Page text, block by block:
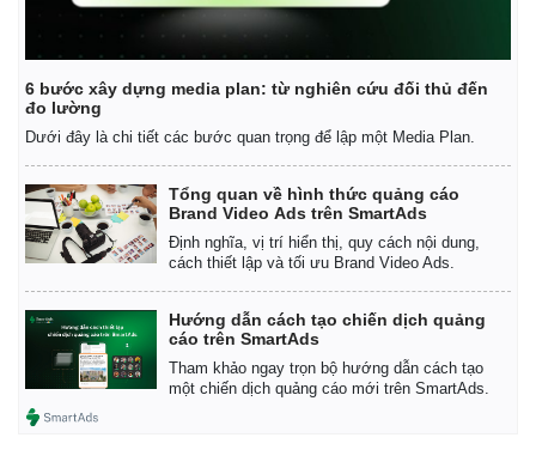
6 bước xây dựng media plan: từ nghiên cứu đối thủ đến
đo lường
Dưới đây là chi tiết các bước quan trọng để lập một Media Plan.
Tổng quan về hình thức quảng cáo
Brand Video Ads trên SmartAds
Định nghĩa, vị trí hiển thị, quy cách nội dung,
cách thiết lập và tối ưu Brand Video Ads.
Hướng dẫn cách tạo chiến dịch quảng
cáo trên SmartAds
Tham khảo ngay trọn bộ hướng dẫn cách tạo
một chiến dịch quảng cáo mới trên SmartAds.